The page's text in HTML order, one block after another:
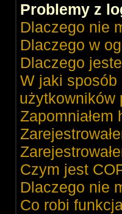
Problemy z
Dlaczego nie
Dlaczego w
Dlaczego
W jaki
użytkowników
Zapomniałem
Czym jest
Dlaczego nie
Co robi